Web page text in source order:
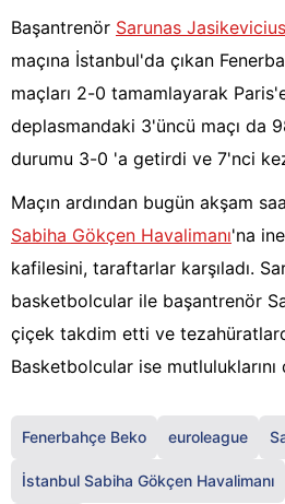
Başantrenör Sarunas Jasikevicius
maçına İstanbul'da çıkan
maçları 2-0 tamamlayarak
deplasmandaki 3'üncü maçı da
durumu 3-0 'a getirdi ve 7'nci
Maçın ardından bugün akşam
Sabiha Gökçen Havalimanı'na
kafilesini, taraftarlar karşıladı.
basketbolcular ile başantrenör
çiçek takdim etti ve
Basketbolcular ise
Fenerbahçe Beko euroleague
İstanbul Sabiha Gökçen Havalimanı